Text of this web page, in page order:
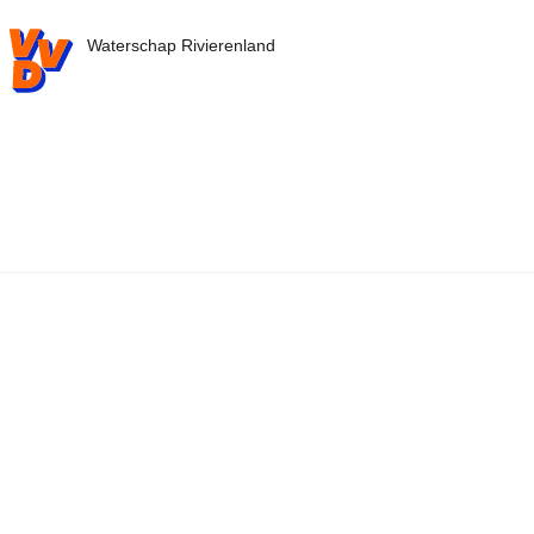
VVD.nl - Ga naar de homepage
Waterschap Rivierenland